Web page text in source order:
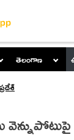
తెలంగాణ